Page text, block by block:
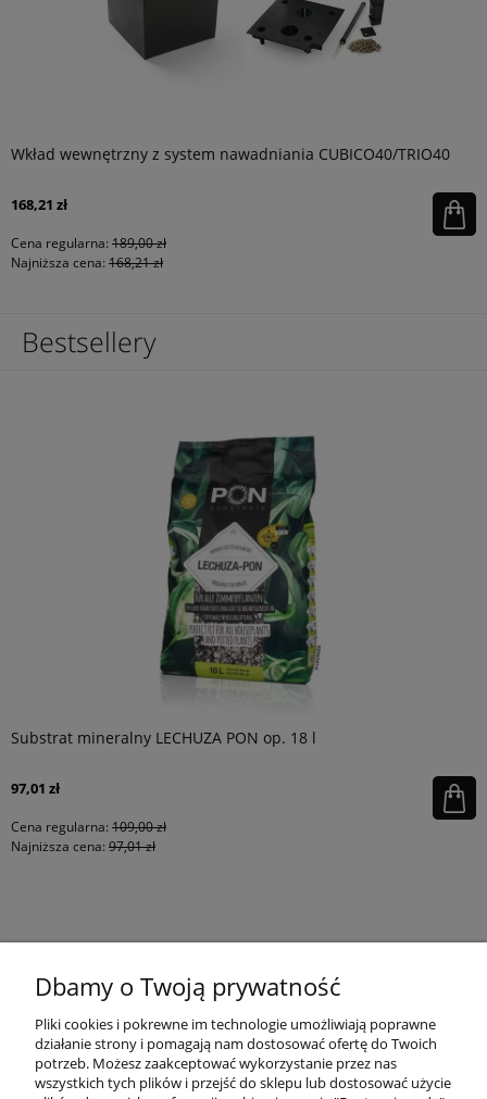
Wkład wewnętrzny z system nawadniania CUBICO40/TRIO40
168,21 zł
Cena regularna: 189,00 zł
Najniższa cena: 168,21 zł
Bestsellery
Substrat mineralny LECHUZA PON op. 18 l
97,01 zł
Cena regularna: 109,00 zł
Najniższa cena: 97,01 zł
MOJE KONTO
Dbamy o Twoją prywatność
Pliki cookies i pokrewne im technologie umożliwiają poprawne
działanie strony i pomagają nam dostosować ofertę do Twoich
potrzeb. Możesz zaakceptować wykorzystanie przez nas
wszystkich tych plików i przejść do sklepu lub dostosować użycie